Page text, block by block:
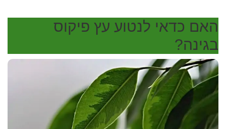
האם כדאי לנטוע עץ פיקוס
בגינה?